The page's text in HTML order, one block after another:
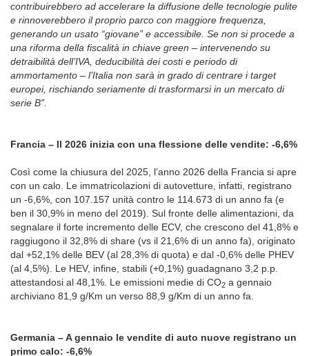
contribuirebbero ad accelerare la diffusione delle tecnologie pulite
e rinnoverebbero il proprio parco con maggiore frequenza,
generando un usato “giovane” e accessibile. Se non si procede a
una riforma della fiscalità in chiave green – intervenendo su
detraibilità dell’IVA, deducibilità dei costi e periodo di
ammortamento – l’Italia non sarà in grado di centrare i target
europei, rischiando seriamente di trasformarsi in un mercato di
serie B”.
Francia – Il 2026 inizia con una flessione delle vendite: -6,6%
Così come la chiusura del 2025, l’anno 2026 della Francia si apre
con un calo. Le immatricolazioni di autovetture, infatti, registrano
un -6,6%, con 107.157 unità contro le 114.673 di un anno fa (e
ben il 30,9% in meno del 2019). Sul fronte delle alimentazioni, da
segnalare il forte incremento delle ECV, che crescono del 41,8% e
raggiugono il 32,8% di share (vs il 21,6% di un anno fa), originato
dal +52,1% delle BEV (al 28,3% di quota) e dal -0,6% delle PHEV
(al 4,5%). Le HEV, infine, stabili (+0,1%) guadagnano 3,2 p.p.
attestandosi al 48,1%. Le emissioni medie di CO2 a gennaio
archiviano 81,9 g/Km un verso 88,9 g/Km di un anno fa.
Germania – A gennaio le vendite di auto nuove registrano un
primo calo: -6,6%